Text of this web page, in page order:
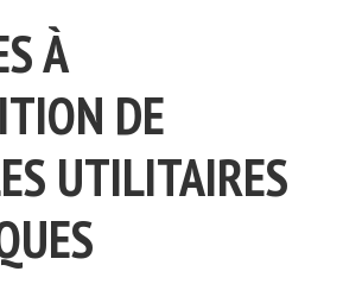
À
DE
UTILITAIRES